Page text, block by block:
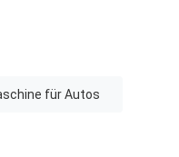
für Autos